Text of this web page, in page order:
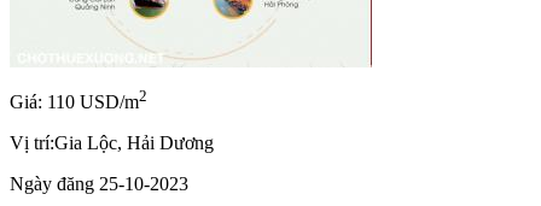
Giá: 110 USD/m2
Vị trí:Gia Lộc, Hải Dương
Ngày đăng 25-10-2023